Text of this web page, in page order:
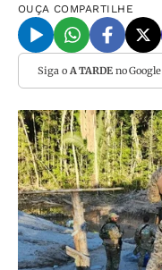
OUÇA COMPARTILHE
Siga o A TARDEno Google